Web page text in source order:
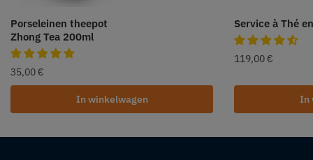
Porseleinen theepot
Zhong Tea 200ml
35,00 €
In winkelwagen
Service à Thé
119,00 €
In